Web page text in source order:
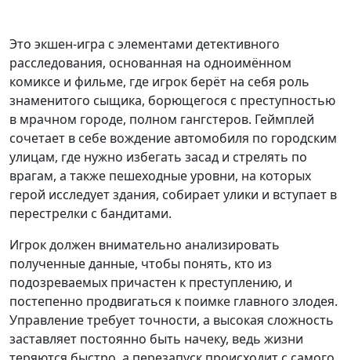
Это экшен-игра с элементами детективного
расследования, основанная на одноимённом
комиксе и фильме, где игрок берёт на себя роль
знаменитого сыщика, борющегося с преступностью
в мрачном городе, полном гангстеров. Геймплей
сочетает в себе вождение автомобиля по городским
улицам, где нужно избегать засад и стрелять по
врагам, а также пешеходные уровни, на которых
герой исследует здания, собирает улики и вступает в
перестрелки с бандитами.
Игрок должен внимательно анализировать
полученные данные, чтобы понять, кто из
подозреваемых причастен к преступлению, и
постепенно продвигаться к поимке главного злодея.
Управление требует точности, а высокая сложность
заставляет постоянно быть начеку, ведь жизни